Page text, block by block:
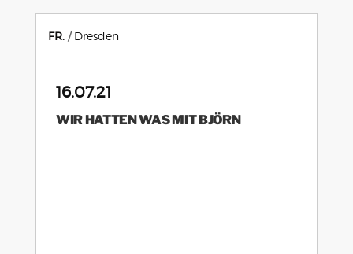
FR. Dresden
16.07.21
WIR HATTEN WAS MIT BJÖRN